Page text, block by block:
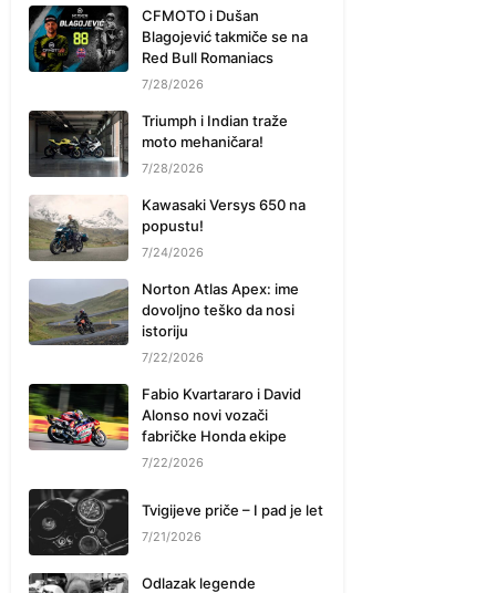
CFMOTO i Dušan
Blagojević takmiče se na
Red Bull Romaniacs
7/28/2026
Triumph i Indian traže
moto mehaničara!
7/28/2026
Kawasaki Versys 650 na
popustu!
7/24/2026
Norton Atlas Apex: ime
dovoljno teško da nosi
istoriju
7/22/2026
Fabio Kvartararo i David
Alonso novi vozači
fabričke Honda ekipe
7/22/2026
Tvigijeve priče – I pad je let
7/21/2026
Odlazak legende